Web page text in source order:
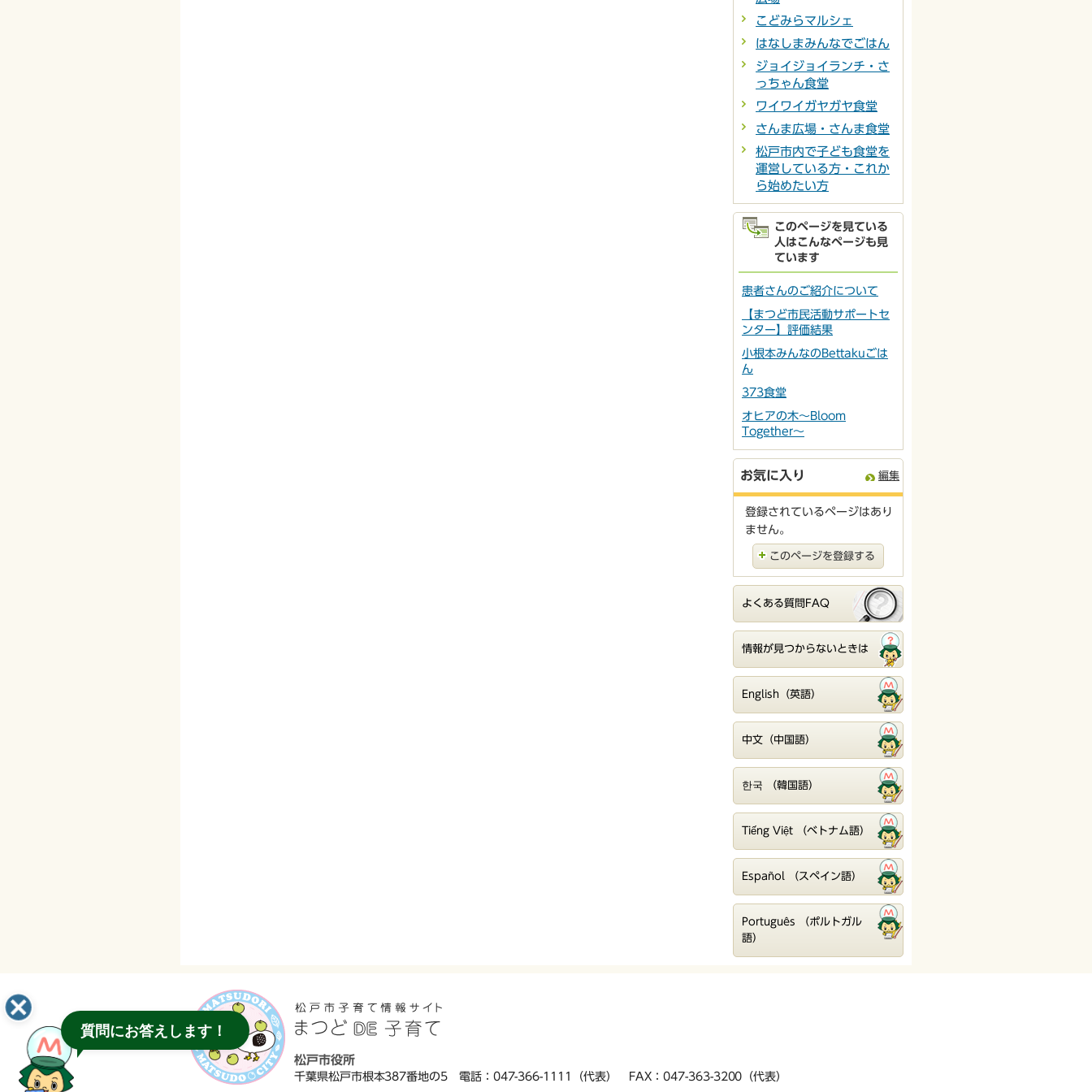
こどみらマルシェ
はなしまみんなでごはん
ジョイジョイランチ・さ
っちゃん食堂
ワイワイガヤガヤ食堂
さんま広場・さんま食堂
松戸市内で子ども食堂を
運営している方・これか
ら始めたい方
このページを見ている
人はこんなページも見
ています
患者さんのご紹介について
【まつど市民活動サポートセ
ンター】評価結果
小根本みんなのBettakuごは
ん
373食堂
オヒアの木～Bloom
Together～
お気に入り 編集
登録されているページはあり
ません。
このページを登録する
よくある質問FAQ
情報が見つからないときは
English（英語）
中文（中国語）
한국 （韓国語）
Tiếng Việt （ベトナム語）
Español （スペイン語）
Português （ポルトガル
語）
松戸市役所
千葉県松戸市根本387番地の5 電話：047-366-1111（代表） FAX：047-363-3200（代表）
質問にお答えします！